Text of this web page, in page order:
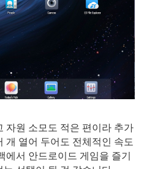
자원 소모도 적은 편이라 추가
개 열어 두어도 전체적인 속도
서 안드로이드 게임을 즐기